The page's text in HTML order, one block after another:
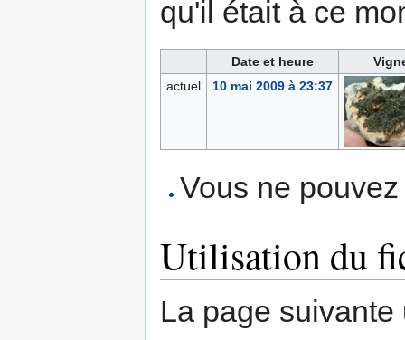
qu'il était à ce
Date et heure
actuel
10 mai 2009 à 23:37
Vous ne
Utilisation du
La page